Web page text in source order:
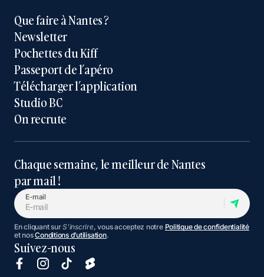
Que faire à Nantes ?
Newsletter
Pochettes du Kiff
Passeport de l’apéro
Télécharger l’application
Studio BC
On recrute
Chaque semaine, le meilleur de Nantes
par mail !
E-mail
En cliquant surS'inscrire, vous acceptez notre Politique de confidentialité
et nosConditions d’utilisation.
Suivez-nous